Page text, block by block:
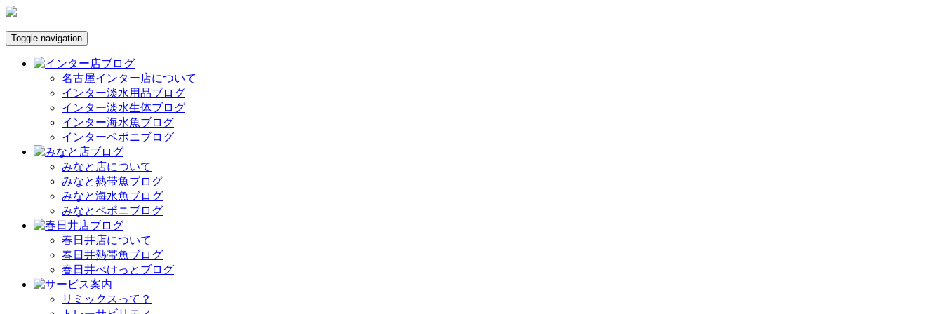
Toggle navigation
名古屋インター店について
インター淡水用品ブログ
インター淡水生体ブログ
インター海水魚ブログ
インターペポニブログ
みなと店について
みなと熱帯魚ブログ
みなと海水魚ブログ
みなとペポニブログ
春日井店について
春日井熱帯魚ブログ
春日井ぺけっとブログ
リミックスって？